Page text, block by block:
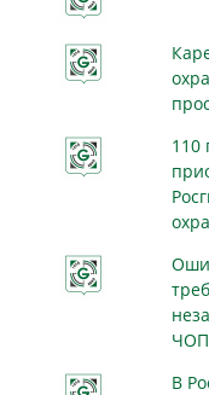
110
ЧОП
В